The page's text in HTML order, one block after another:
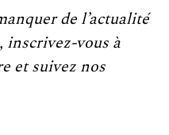
de l’actualité
inscrivez-vous à
et suivez nos